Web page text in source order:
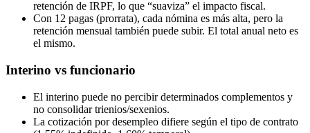
retención de IRPF, lo que “suaviza” el impacto fiscal.
Con 12 pagas (prorrata), cada nómina es más alta, pero la
retención mensual también puede subir. El total anual neto es
el mismo.
Interino vs funcionario
El interino puede no percibir determinados complementos y
no consolidar trienios/sexenios.
La cotización por desempleo difiere según el tipo de contrato